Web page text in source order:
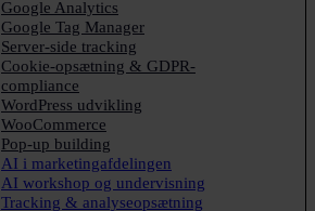
Google Analytics
Google Tag Manager
Server-side tracking
Cookie-opsætning & GDPR-
compliance
WordPress udvikling
WooCommerce
Pop-up building
AI i marketingafdelingen
AI workshop og undervisning
Tracking & analyseopsætning